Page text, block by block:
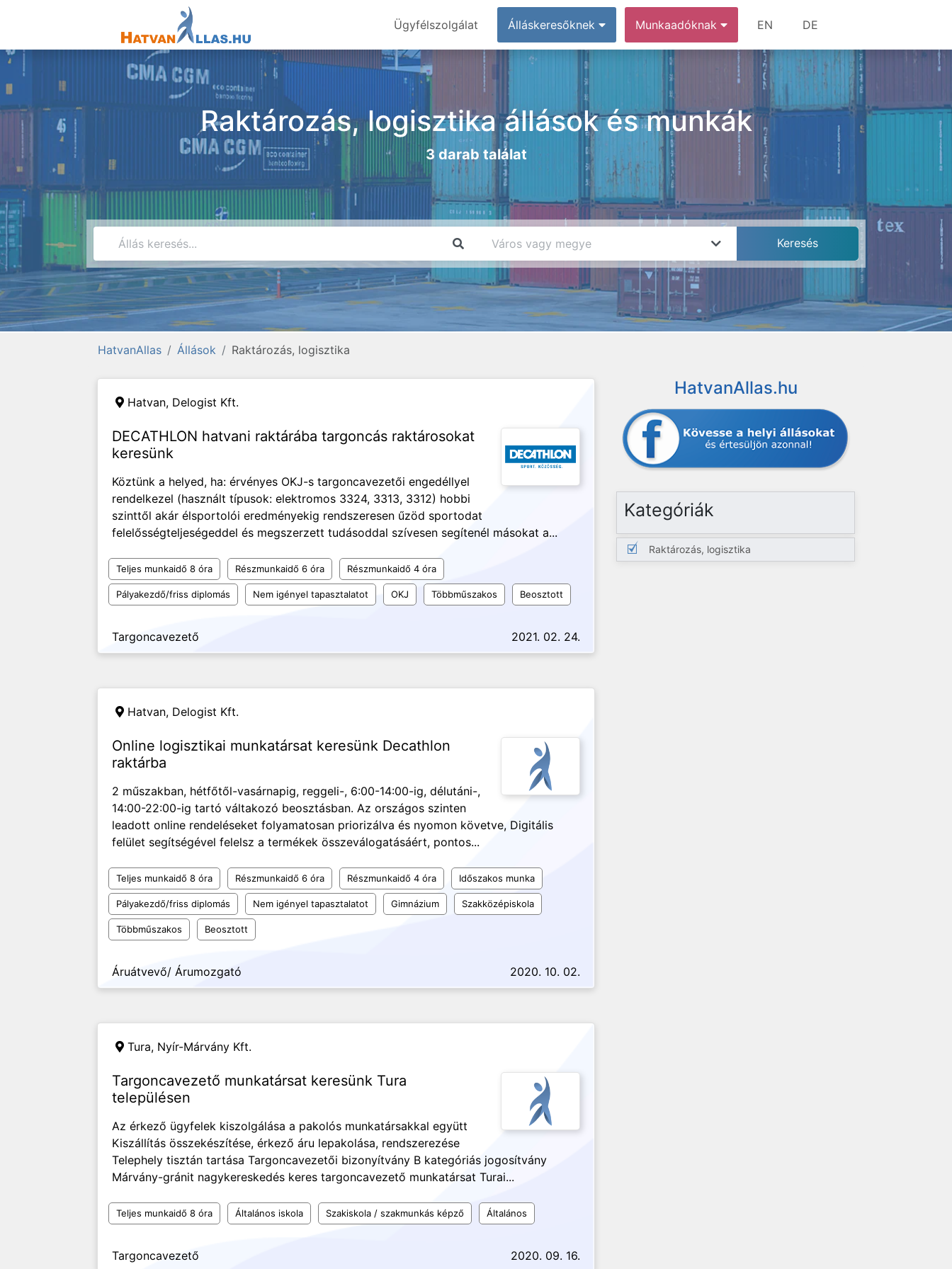
Ügyfélszolgálat Álláskeresőknek Munkaadóknak EN DE
Raktározás, logisztika állások és munkák
3 darab találat
HatvanAllas Állások Raktározás, logisztika
Hatvan, Delogist Kft.
DECATHLON hatvani raktárába targoncás raktárosokat
keresünk
Köztünk a helyed, ha: érvényes OKJ-s targoncavezetői engedéllyel
rendelkezel (használt típusok: elektromos 3324, 3313, 3312) hobbi
szinttől akár élsportolói eredményekig rendszeresen űzöd sportodat
felelősségteljeségeddel és megszerzett tudásoddal szívesen segítenél másokat a...
Teljes munkaidő 8 óra Részmunkaidő 6 óra Részmunkaidő 4 óra
Pályakezdő/friss diplomás Nem igényel tapasztalatot OKJ Többműszakos Beosztott
Targoncavezető 2021. 02. 24.
Hatvan, Delogist Kft.
Online logisztikai munkatársat keresünk Decathlon
raktárba
2 műszakban, hétfőtől-vasárnapig, reggeli-, 6:00-14:00-ig, délutáni-,
14:00-22:00-ig tartó váltakozó beosztásban. Az országos szinten
leadott online rendeléseket folyamatosan priorizálva és nyomon követve, Digitális
felület segítségével felelsz a termékek összeválogatásáért, pontos...
Teljes munkaidő 8 óra Részmunkaidő 6 óra Részmunkaidő 4 óra Időszakos munka
Pályakezdő/friss diplomás Nem igényel tapasztalatot Gimnázium Szakközépiskola
Többműszakos Beosztott
Áruátvevő/ Árumozgató 2020. 10. 02.
Tura, Nyír-Márvány Kft.
Targoncavezető munkatársat keresünk Tura
településen
Az érkező ügyfelek kiszolgálása a pakolós munkatársakkal együtt
Kiszállítás összekészítése, érkező áru lepakolása, rendszerezése
Telephely tisztán tartása Targoncavezetői bizonyítvány B kategóriás jogosítvány
Márvány-gránit nagykereskedés keres targoncavezető munkatársat Turai...
Teljes munkaidő 8 óra Általános iskola Szakiskola / szakmunkás képző Általános
Targoncavezető 2020. 09. 16.
HatvanAllas.hu
Kategóriák
Raktározás, logisztika